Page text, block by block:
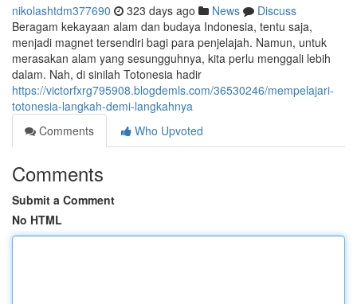
nikolashtdm377690 323 days ago News
Discuss
Beragam kekayaan alam dan budaya Indonesia, tentu saja,
menjadi magnet tersendiri bagi para penjelajah. Namun, untuk
merasakan alam yang sesungguhnya, kita perlu menggali lebih
dalam. Nah, di sinilah Totonesia hadir
https://victorfxrg795908.blogdemls.com/36530246/mempelajari-
totonesia-langkah-demi-langkahnya
Comments
Who Upvoted
Comments
Submit a Comment
No HTML